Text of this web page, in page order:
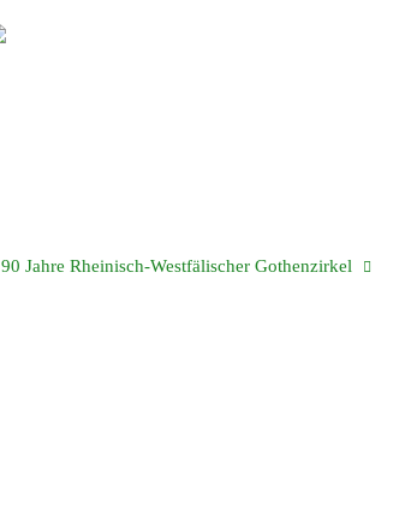
90 Jahre Rheinisch-Westfälischer Gothenzirkel